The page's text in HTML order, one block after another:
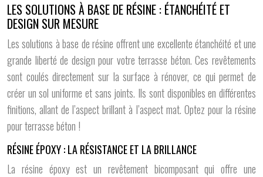
LES SOLUTIONS À BASE DE RÉSINE : ÉTANCHÉITÉ ET
DESIGN SUR MESURE
Les solutions à base de résine offrent une excellente étanchéité et une
grande liberté de design pour votre terrasse béton. Ces revêtements
sont coulés directement sur la surface à rénover, ce qui permet de
créer un sol uniforme et sans joints. Ils sont disponibles en différentes
finitions, allant de l’aspect brillant à l’aspect mat. Optez pour la résine
pour terrasse béton !
RÉSINE ÉPOXY : LA RÉSISTANCE ET LA BRILLANCE
La résine époxy est un revêtement bicomposant qui offre une